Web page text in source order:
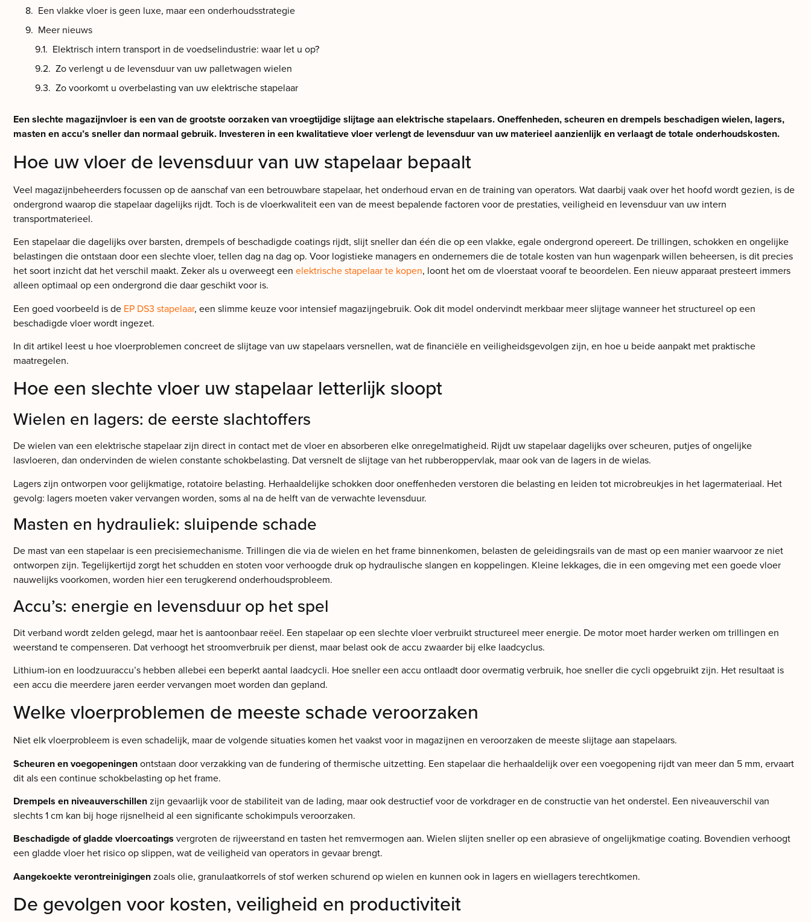
Een vlakke vloer is geen luxe, maar een onderhoudsstrategie
Meer nieuws
Elektrisch intern transport in de voedselindustrie: waar let u op?
Zo verlengt u de levensduur van uw palletwagen wielen
Zo voorkomt u overbelasting van uw elektrische stapelaar
Een slechte magazijnvloer is een van de grootste oorzaken van vroegtijdige slijtage aan elektrische stapelaars. Oneffenheden, scheuren en drempels beschadigen wielen, lagers,
masten en accu’s sneller dan normaal gebruik. Investeren in een kwalitatieve vloer verlengt de levensduur van uw materieel aanzienlijk en verlaagt de totale onderhoudskosten.
Hoe uw vloer de levensduur van uw stapelaar bepaalt
Veel magazijnbeheerders focussen op de aanschaf van een betrouwbare stapelaar, het onderhoud ervan en de training van operators. Wat daarbij vaak over het hoofd wordt gezien, is de
ondergrond waarop die stapelaar dagelijks rijdt. Toch is de vloerkwaliteit een van de meest bepalende factoren voor de prestaties, veiligheid en levensduur van uw intern
transportmaterieel.
Een stapelaar die dagelijks over barsten, drempels of beschadigde coatings rijdt, slijt sneller dan één die op een vlakke, egale ondergrond opereert. De trillingen, schokken en ongelijke
belastingen die ontstaan door een slechte vloer, tellen dag na dag op. Voor logistieke managers en ondernemers die de totale kosten van hun wagenpark willen beheersen, is dit precies
het soort inzicht dat het verschil maakt. Zeker als u overweegt een elektrische stapelaar te kopen, loont het om de vloerstaat vooraf te beoordelen. Een nieuw apparaat presteert immers
alleen optimaal op een ondergrond die daar geschikt voor is.
Een goed voorbeeld is de EP DS3 stapelaar, een slimme keuze voor intensief magazijngebruik. Ook dit model ondervindt merkbaar meer slijtage wanneer het structureel op een
beschadigde vloer wordt ingezet.
In dit artikel leest u hoe vloerproblemen concreet de slijtage van uw stapelaars versnellen, wat de financiële en veiligheidsgevolgen zijn, en hoe u beide aanpakt met praktische
maatregelen.
Hoe een slechte vloer uw stapelaar letterlijk sloopt
Wielen en lagers: de eerste slachtoffers
De wielen van een elektrische stapelaar zijn direct in contact met de vloer en absorberen elke onregelmatigheid. Rijdt uw stapelaar dagelijks over scheuren, putjes of ongelijke
lasvloeren, dan ondervinden de wielen constante schokbelasting. Dat versnelt de slijtage van het rubberoppervlak, maar ook van de lagers in de wielas.
Lagers zijn ontworpen voor gelijkmatige, rotatoire belasting. Herhaaldelijke schokken door oneffenheden verstoren die belasting en leiden tot microbreukjes in het lagermateriaal. Het
gevolg: lagers moeten vaker vervangen worden, soms al na de helft van de verwachte levensduur.
Masten en hydrauliek: sluipende schade
De mast van een stapelaar is een precisiemechanisme. Trillingen die via de wielen en het frame binnenkomen, belasten de geleidingsrails van de mast op een manier waarvoor ze niet
ontworpen zijn. Tegelijkertijd zorgt het schudden en stoten voor verhoogde druk op hydraulische slangen en koppelingen. Kleine lekkages, die in een omgeving met een goede vloer
nauwelijks voorkomen, worden hier een terugkerend onderhoudsprobleem.
Accu’s: energie en levensduur op het spel
Dit verband wordt zelden gelegd, maar het is aantoonbaar reëel. Een stapelaar op een slechte vloer verbruikt structureel meer energie. De motor moet harder werken om trillingen en
weerstand te compenseren. Dat verhoogt het stroomverbruik per dienst, maar belast ook de accu zwaarder bij elke laadcyclus.
Lithium-ion en loodzuuraccu’s hebben allebei een beperkt aantal laadcycli. Hoe sneller een accu ontlaadt door overmatig verbruik, hoe sneller die cycli opgebruikt zijn. Het resultaat is
een accu die meerdere jaren eerder vervangen moet worden dan gepland.
Welke vloerproblemen de meeste schade veroorzaken
Niet elk vloerprobleem is even schadelijk, maar de volgende situaties komen het vaakst voor in magazijnen en veroorzaken de meeste slijtage aan stapelaars.
Scheuren en voegopeningenontstaan door verzakking van de fundering of thermische uitzetting. Een stapelaar die herhaaldelijk over een voegopening rijdt van meer dan 5 mm, ervaart
dit als een continue schokbelasting op het frame.
Drempels en niveauverschillenzijn gevaarlijk voor de stabiliteit van de lading, maar ook destructief voor de vorkdrager en de constructie van het onderstel. Een niveauverschil van
slechts 1 cm kan bij hoge rijsnelheid al een significante schokimpuls veroorzaken.
Beschadigde of gladde vloercoatings vergroten de rijweerstand en tasten het remvermogen aan. Wielen slijten sneller op een abrasieve of ongelijkmatige coating. Bovendien verhoogt
een gladde vloer het risico op slippen, wat de veiligheid van operators in gevaar brengt.
Aangekoekte verontreinigingenzoals olie, granulaatkorrels of stof werken schurend op wielen en kunnen ook in lagers en wiellagers terechtkomen.
De gevolgen voor kosten, veiligheid en productiviteit